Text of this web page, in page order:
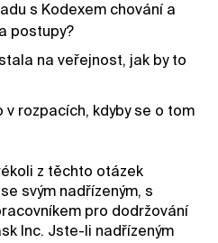
s Kodexem chování a
postupy?
na veřejnost, jak by to
v rozpacích, kdyby se o tom
z těchto otázek
svým nadřízeným, s
pro dodržování
Inc. Jste-li nadřízeným